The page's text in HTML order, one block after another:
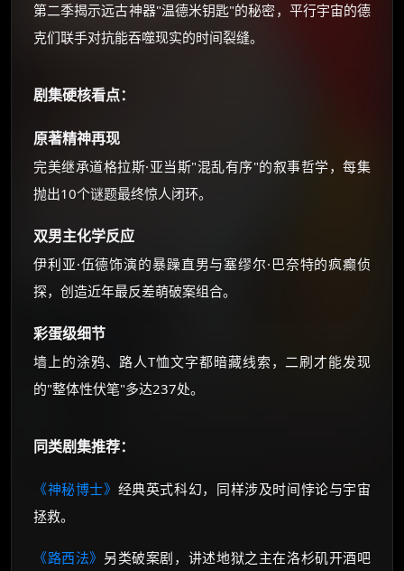
第二季揭示远古神器"温德米钥匙"的秘密，平行宇宙的德
克们联手对抗能吞噬现实的时间裂缝。
剧集硬核看点：
原著精神再现
完美继承道格拉斯·亚当斯"混乱有序"的叙事哲学，每集
抛出10个谜题最终惊人闭环。
双男主化学反应
伊利亚·伍德饰演的暴躁直男与塞缪尔·巴奈特的疯癫侦
探，创造近年最反差萌破案组合。
彩蛋级细节
墙上的涂鸦、路人T恤文字都暗藏线索，二刷才能发现
的"整体性伏笔"多达237处。
同类剧集推荐：
《神秘博士》 经典英式科幻，同样涉及时间悖论与宇宙
拯救。
《路西法》 另类破案剧，讲述地狱之主在洛杉矶开酒吧